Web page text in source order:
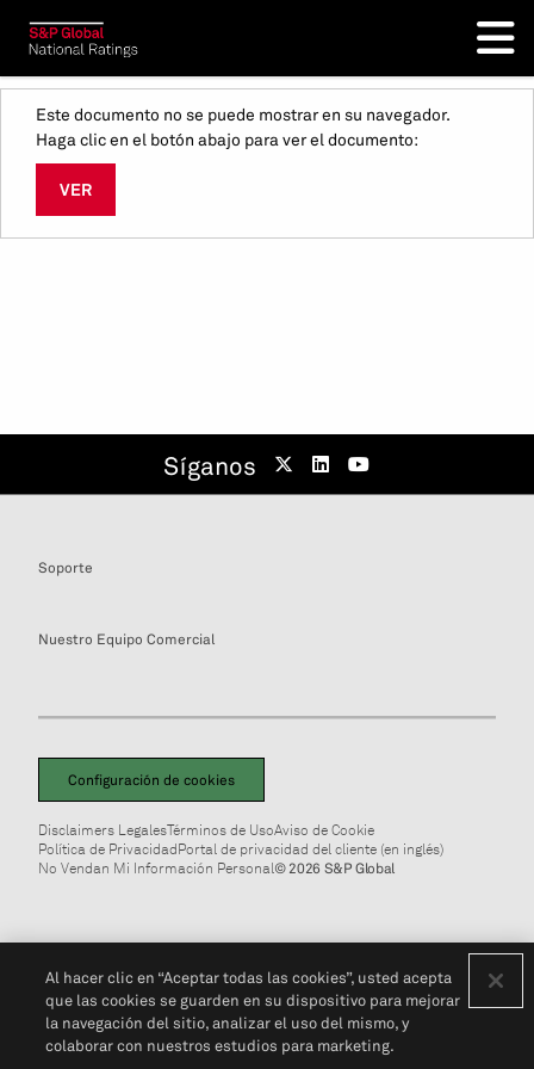
Este documento no se puede mostrar en su navegador.
Haga clic en el botón abajo para ver el documento:
VER
Síganos
Soporte
Nuestro Equipo Comercial
Configuración de cookies
Disclaimers LegalesTérminos de UsoAviso de Cookie
Política de PrivacidadPortal de privacidad del cliente (en inglés)
No Vendan Mi Información Personal© 2026 S&P Global
Al hacer clic en “Aceptar todas las cookies”, usted acepta
que las cookies se guarden en su dispositivo para mejorar
la navegación del sitio, analizar el uso del mismo, y
colaborar con nuestros estudios para marketing.